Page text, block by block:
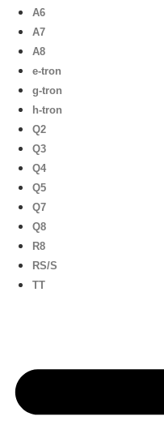
A6
A7
A8
e-tron
g-tron
h-tron
Q2
Q3
Q4
Q5
Q7
Q8
R8
RS/S
TT